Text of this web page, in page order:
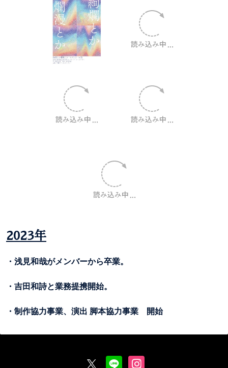
2023年
・浅見和哉がメンバーから卒業。
・吉田和詩と業務提携開始。
・制作協力事業、演出 脚本協力事業 開始